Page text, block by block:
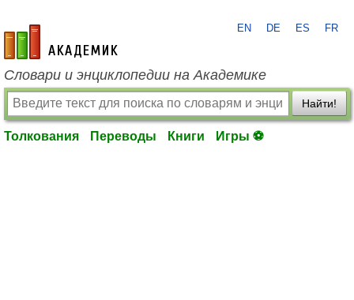
academic.ru
EN DE ES FR
Словари и энциклопедии на Академике
Найти!
Толкования Переводы Книги Игры ⚽